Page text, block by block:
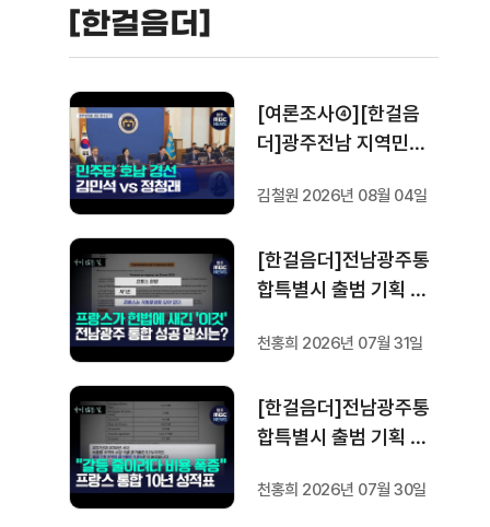
[한걸음더]
[여론조사④][한걸음
더]광주전남 지역민들
할까.. 변수는?
김철원 2026년 08월 04일
[한걸음더]전남광주통
합특별시 출범 기획 보
프랑스 헌법에 새긴 '지
성공 조건은?
천홍희 2026년 07월 31일
[한걸음더]전남광주통
합특별시 출범 기획 보
프랑스 지역 통합 10년
천홍희 2026년 07월 30일